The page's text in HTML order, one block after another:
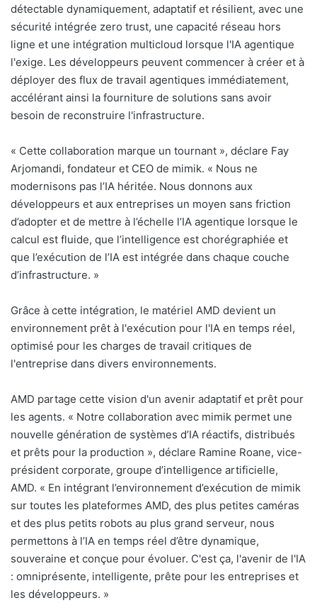
détectable dynamiquement, adaptatif et résilient, avec une
sécurité intégrée zero trust, une capacité réseau hors
ligne et une intégration multicloud lorsque l'IA agentique
l'exige. Les développeurs peuvent commencer à créer et à
déployer des flux de travail agentiques immédiatement,
accélérant ainsi la fourniture de solutions sans avoir
besoin de reconstruire l'infrastructure.
« Cette collaboration marque un tournant », déclare Fay
Arjomandi, fondateur et CEO de mimik. « Nous ne
modernisons pas l’IA héritée. Nous donnons aux
développeurs et aux entreprises un moyen sans friction
d’adopter et de mettre à l’échelle l’IA agentique lorsque le
calcul est fluide, que l’intelligence est chorégraphiée et
que l’exécution de l’IA est intégrée dans chaque couche
d’infrastructure. »
Grâce à cette intégration, le matériel AMD devient un
environnement prêt à l'exécution pour l'IA en temps réel,
optimisé pour les charges de travail critiques de
l'entreprise dans divers environnements.
AMD partage cette vision d'un avenir adaptatif et prêt pour
les agents. « Notre collaboration avec mimik permet une
nouvelle génération de systèmes d’IA réactifs, distribués
et prêts pour la production », déclare Ramine Roane, vice-
président corporate, groupe d’intelligence artificielle,
AMD. « En intégrant l’environnement d’exécution de mimik
sur toutes les plateformes AMD, des plus petites caméras
et des plus petits robots au plus grand serveur, nous
permettons à l’IA en temps réel d’être dynamique,
souveraine et conçue pour évoluer. C'est ça, l'avenir de l'IA
: omniprésente, intelligente, prête pour les entreprises et
les développeurs. »